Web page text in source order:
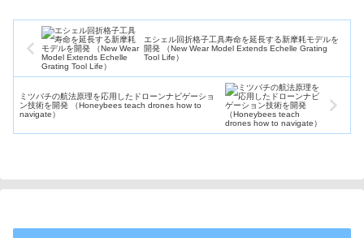
エシェル回折格子工具寿命を延長する新摩耗モデルを
開発 （New Wear Model Extends Echelle Grating
Tool Life）
ミツバチの航法原理を応用したドローンナビゲーショ
ン技術を開発 （Honeybees teach drones how to
navigate）